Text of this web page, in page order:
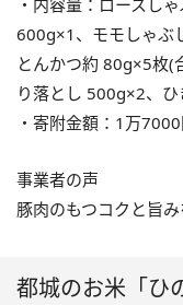
・内容量：ロースし
600g×1、モモしゃぶ
とんかつ約 80g×5枚
り落とし 500g×2、
・寄附金額：1万
事業者の声
豚肉のもつコクと旨
都城のお米「ひ